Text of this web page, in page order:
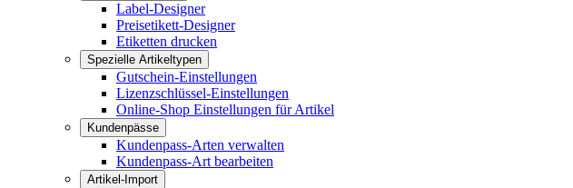
Label-Designer
Preisetikett-Designer
Etiketten drucken
Spezielle Artikeltypen
Gutschein-Einstellungen
Lizenzschlüssel-Einstellungen
Online-Shop Einstellungen für Artikel
Kundenpässe
Kundenpass-Arten verwalten
Kundenpass-Art bearbeiten
Artikel-Import